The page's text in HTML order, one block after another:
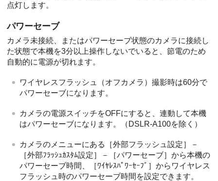
点灯します。
パワーセーブ
カメラ未接続、またはパワーセーブ状態のカメラに接続し
た状態で本機を3分以上操作しないでいると、節電のため
自動的に電源が切れます。
ワイヤレスフラッシュ（オフカメラ）撮影時は60分で
パワーセーブになります。
カメラの電源スイッチをOFFにすると、連動して本機
はパワーセーブになります。（DSLR-A100を除く）
カメラのメニューにある［外部フラッシュ設定］－
［外部ﾌﾗｯｼｭｶｽﾀﾑ設定］－［パワーセーブ］から本機の
パワーセーブ時間、［ﾜｲﾔﾚｽﾊﾟﾜｰｾｰﾌﾞ］からワイヤレス
フラッシュ時のパワーセーブ時間を設定できます。